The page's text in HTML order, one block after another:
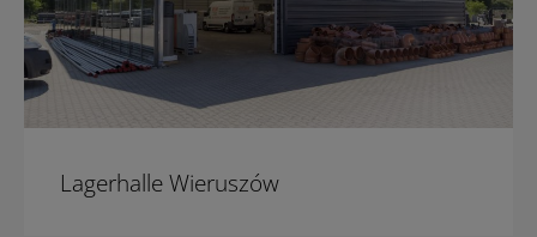
Lagerhalle Wieruszów